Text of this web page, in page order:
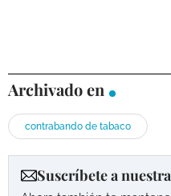
Archivado en
contrabando de tabaco
Suscríbete a